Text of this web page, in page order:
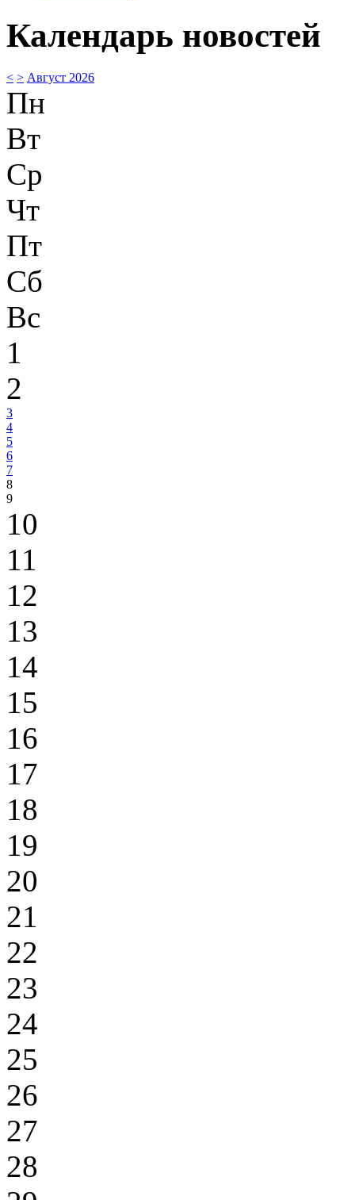
Календарь новостей
< > Август 2026
Пн
Вт
Ср
Чт
Пт
Сб
Вс
1
2
3
4
5
6
7
8
9
10
11
12
13
14
15
16
17
18
19
20
21
22
23
24
25
26
27
28